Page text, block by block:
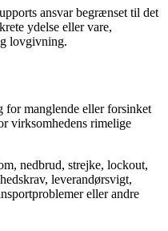
ansvar begrænset til det
ydelse eller vare,
lovgivning.
manglende eller forsinket
virksomhedens rimelige
nedbrud, strejke, lockout,
leverandørsvigt,
eller andre